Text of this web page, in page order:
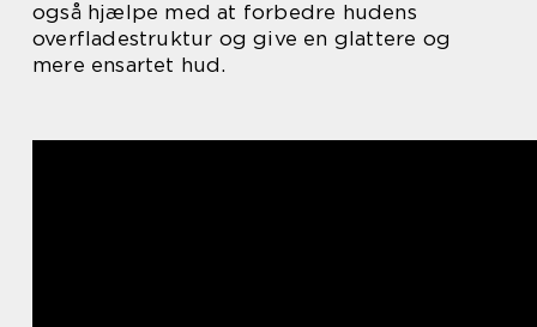
også hjælpe med at forbedre hudens
overfladestruktur og give en glattere og
mere ensartet hud.